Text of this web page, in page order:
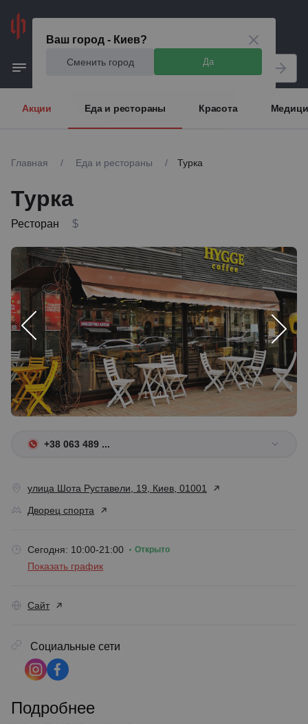
Ваш город - Киев?
Сменить город Да
Акции Еда и рестораны Красота
Главная / Еда и рестораны / Турка
Турка
Ресторан $
1 / 4
+38 063 489 ...
улица Шота Руставели, 19, Киев, 01001
Дворец спорта
Сегодня: 10:00-21:00 Открыто
Показать график
Сайт
Социальные сети
Подробнее